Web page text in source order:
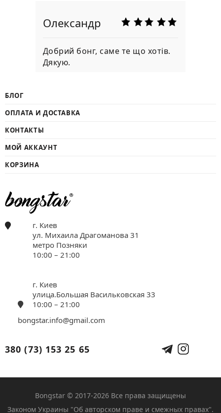
Олександр
Добрий бонг, саме те що хотів.
Дякую.
БЛОГ
ОПЛАТА И ДОСТАВКА
КОНТАКТЫ
МОЙ АККАУНТ
КОРЗИНА
г. Киев
ул. Михаила Драгоманова 31
метро Позняки
10:00 – 21:00
г. Киев
улица.Большая Васильковская 33
10:00 – 21:00
bongstar.info@gmail.com
380 (73) 153 25 65
Bongstar © 2017-2026 Все права защищены
Законом Украины "Об авторском праве и смежных правах".